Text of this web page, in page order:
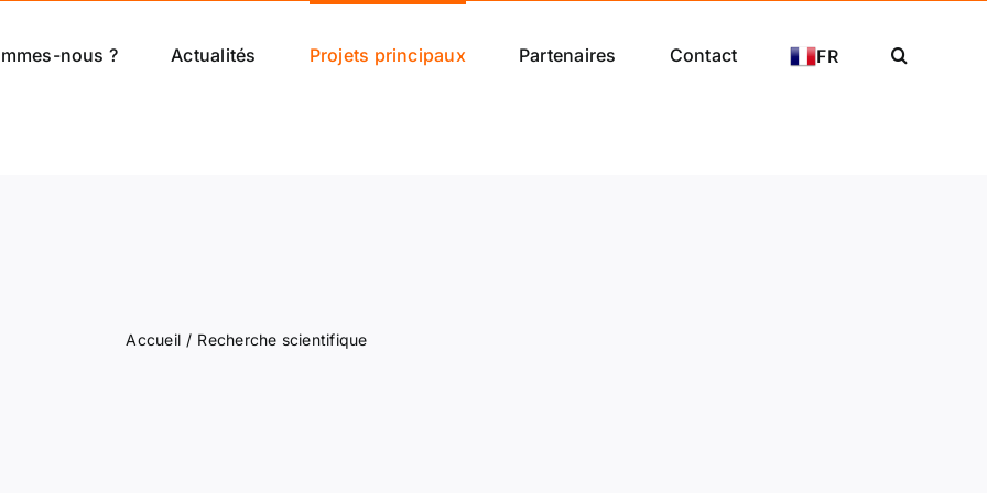
nous ? Actualités Projets principaux Partenaires Contact FR
Accueil Recherche scientifique